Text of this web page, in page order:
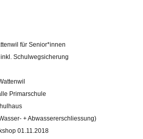
für Senior*innen
Schulwegsicherung
Primarschule
+ Abwassererschliessung)
01.11.2018